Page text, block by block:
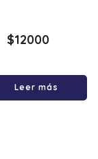
$12000
Leer más